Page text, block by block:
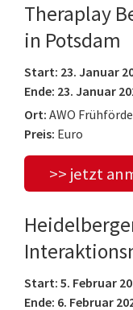
Theraplay
in Potsdam
Start: 23. Januar
Ende: 23. Januar
Ort: AWO
Preis: Euro
>> jetzt
Start: 5. Februar
Ende: 6. Februar